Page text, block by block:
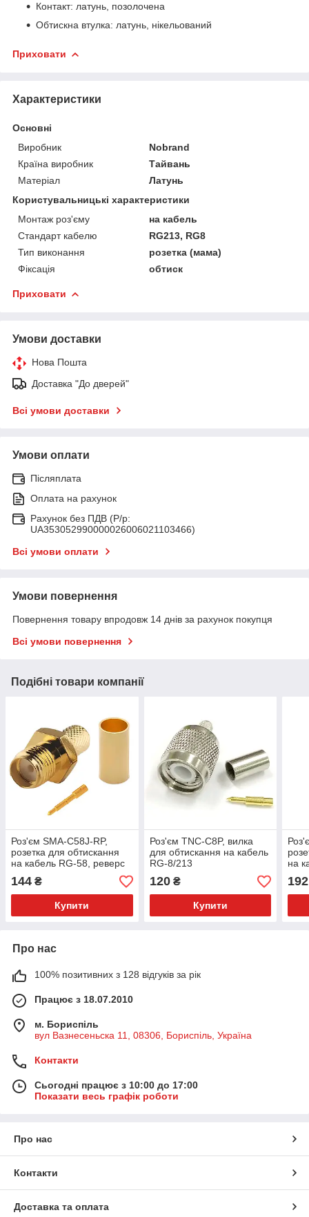
Контакт: латунь, позолочена
Обтискна втулка: латунь, нікельований
Приховати
Характеристики
Основні
Виробник
Nobrand
Країна виробник
Тайвань
Матеріал
Латунь
Користувальницькі характеристики
Монтаж роз'єму
на кабель
Стандарт кабелю
RG213, RG8
Тип виконання
розетка (мама)
Фіксація
обтиск
Приховати
Умови доставки
Нова Пошта
Доставка "До дверей"
Всі умови доставки
Умови оплати
Післяплата
Оплата на рахунок
Рахунок без ПДВ (Р/р:
UA353052990000026006021103466)
Всі умови оплати
Умови повернення
Повернення товару впродовж 14 днів за рахунок покупця
Всі умови повернення
Подібні товари компанії
Роз'єм SMA-C58J-RP,
розетка для обтискання
на кабель RG-58, реверс
144 ₴
Купити
Роз'єм TNC-C8P, вилка
для обтискання на кабель
RG-8/213
120₴
Купити
на
192
Про нас
100% позитивних з 128 відгуків за рік
Працює з 18.07.2010
м. Бориспіль
вул Вазнесеньска 11, 08306, Бориспіль, Україна
Контакти
Сьогодні працює з 10:00 до 17:00
Показати весь графік роботи
Про нас
Контакти
Доставка та оплата